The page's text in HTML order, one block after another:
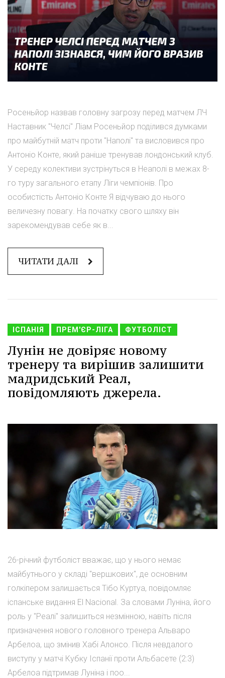
Росеньйор назвав головну загрозу перед матчем ЛЧ
Наставник "Челсі" Ліам Росеньйор поділився думками
про майбутній матч проти "Наполі" та висловився про
Антоніо Конте, який раніше тренував лондонський клуб.
У середу колективи зустрінуться в Неаполі в межах 8-
го туру загального етапу Ліги чемпіонів. Про
особистість Антоніо Конте Я відчуваю до нього
величезну повагу. На початку свого шляху він
зарекомендував себе як в...
ЧИТАТИ ДАЛІ
ІСПАНІЯ ПРЕМ'ЄР-ЛІГА ФУТБОЛІСТ
Лунін не довіряє новому
тренеру та вирішив залишити
мадридський Реал,
повідомляють джерела.
26-річний футболіст вважає, що у нього немає
майбутнього у складі "вершкових", де основним
голкіпером залишається Тібо Куртуа, повідомляє
іспанське видання El Nacional. За словами Луніна, його
роль у "Реалі" залишиться незмінною, навіть після
призначення нового головного тренера Альваро
Арбелоа, що змінив Хабі Алонсо. Після невдалого
виступу у матчі Кубку Іспанії проти Альбасете (2:3)
Арбелоа підтримав Луніна і поо...